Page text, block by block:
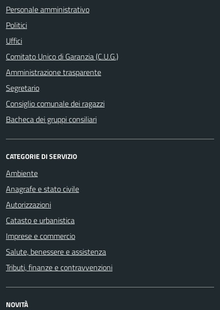
Personale amministrativo
Politici
Uffici
Comitato Unico di Garanzia (C.U.G.)
Amministrazione trasparente
Segretario
Consiglio comunale dei ragazzi
Bacheca dei gruppi consiliari
CATEGORIE DI SERVIZIO
Ambiente
Anagrafe e stato civile
Autorizzazioni
Catasto e urbanistica
Imprese e commercio
Salute, benessere e assistenza
Tributi, finanze e contravvenzioni
NOVITÀ